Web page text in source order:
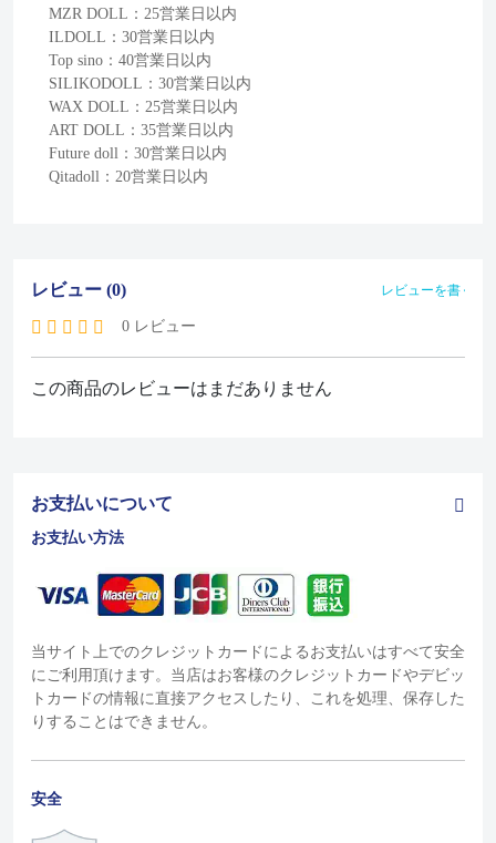
MZR DOLL：25営業日以内
ILDOLL：30営業日以内
Top sino：40営業日以内
SILIKODOLL：30営業日以内
WAX DOLL：25営業日以内
ART DOLL：35営業日以内
Future doll：30営業日以内
Qitadoll：20営業日以内
レビュー (0) レビューを書く
0 レビュー
この商品のレビューはまだありません
お支払いについて
お支払い方法
当サイト上でのクレジットカードによるお支払いはすべて安全
にご利用頂けます。当店はお客様のクレジットカードやデビッ
トカードの情報に直接アクセスしたり、これを処理、保存した
りすることはできません。
安全